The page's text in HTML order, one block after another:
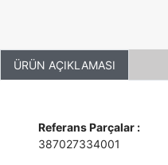
ÜRÜN AÇIKLAMASI
Referans Parçalar :
387027334001